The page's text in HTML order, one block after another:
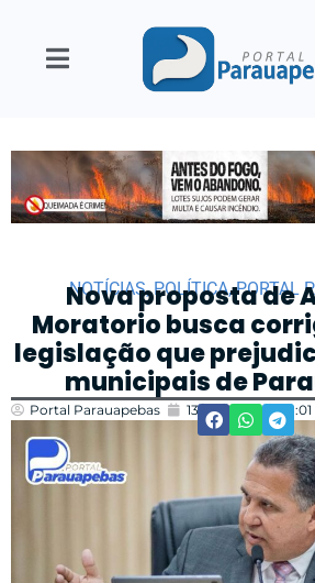
NOTÍCIAS,POLÍTICA,PORTAL
Nova proposta de
Moratorio busca
legislação que
municipais de
Portal Parauapebas 13/03/2025 18:01